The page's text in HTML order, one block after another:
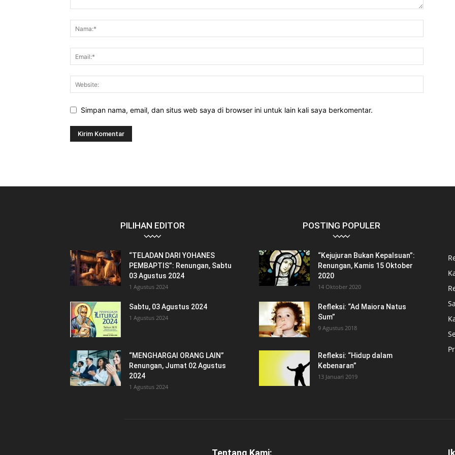
Simpan nama, email, dan situs web saya di browser ini untuk lain kali saya berkomentar.
PILIHAN EDITOR
“TELADAN DARI YOHANES
PEMBAPTIS”: Renungan, Sabtu
03 Agustus 2024
1 Agustus 2024
Sabtu, 03 Agustus 2024
1 Agustus 2024
“MENGHARGAI ORANG LAIN”
Renungan, Jumat 02 Agustus
2024
1 Agustus 2024
POSTING POPULER
“Kejujuran Bukan Kepalsuan”:
Renungan, Kamis 15 Oktober
2020
14 Oktober 2020
Refleksi: “Ad Maiora Natus
Sum”
9 Agustus 2018
Refleksi: “Hidup dalam
Kebenaran”
13 Januari 2019
Tentang Kami: